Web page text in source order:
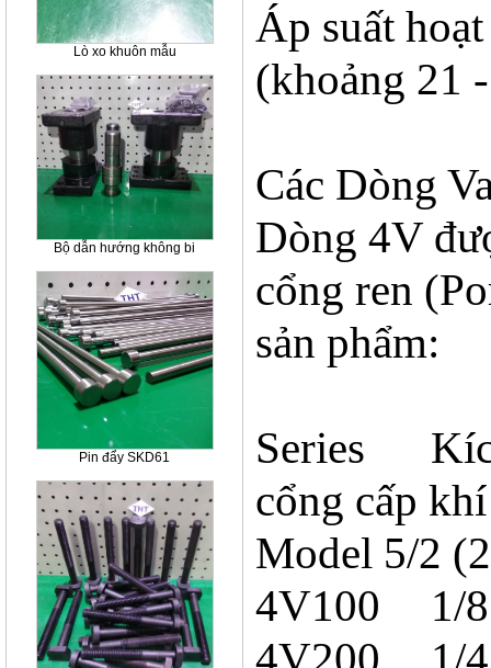
Lò xo khuôn mẫu
Bộ dẫn hướng không bi
Pin đẩy SKD61
Áp suất
(khoảng 21
Các Dòng
Dòng 4V
cổng ren
sản phẩm:
Series
cổng cấp
Model 5/2
4V100
1/